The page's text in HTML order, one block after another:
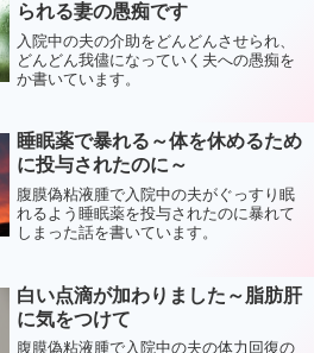
られる妻の愚痴です
入院中の夫の介助をどんどんさせられ、
どんどん我儘になっていく夫への愚痴を
か書いています。
睡眠薬で暴れる～体を休めるため
に投与されたのに～
腹膜偽粘液腫で入院中の夫がぐっすり眠
れるよう睡眠薬を投与されたのに暴れて
しまった話を書いています。
白い点滴が加わりました～脂肪肝
に気をつけて
腹膜偽粘液腫で入院中の夫の体力回復の